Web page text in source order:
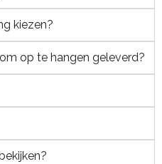
kiezen?
op te hangen geleverd?